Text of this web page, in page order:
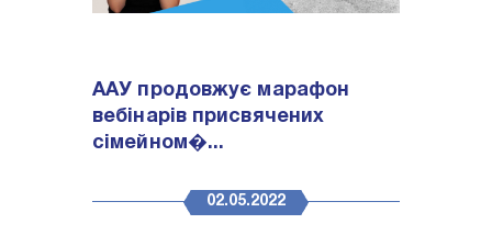
ААУ продовжує марафон
вебінарів присвячених
сімейном�...
02.05.2022